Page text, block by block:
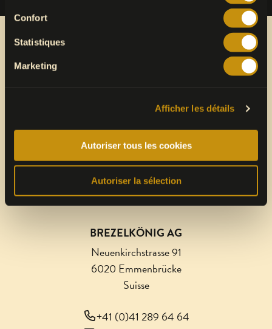
consentement
Confort
Statistiques
Marketing
Afficher les détails
Autoriser tous les cookies
Autoriser la sélection
Une marque de
VALORA INTEGRITY LINE
BREZELKÖNIG AG
Neuenkirchstrasse 91
6020 Emmenbrücke
Suisse
+41 (0)41 289 64 64